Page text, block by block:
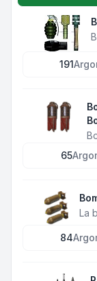
191
65
La
84